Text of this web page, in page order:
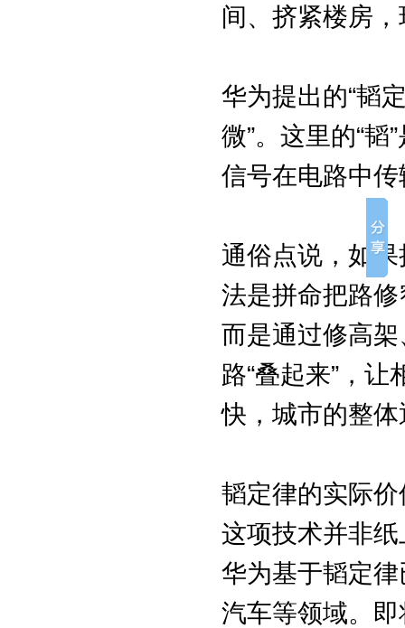
间、挤紧楼房
华为提出的“韬
微”。这里的“
信号在电路中
通俗点说，如
法是拼命把路
而是通过修高
路“叠起来”，
快，城市的整
韬定律的实际
这项技术并非
华为基于韬定
汽车等领域。